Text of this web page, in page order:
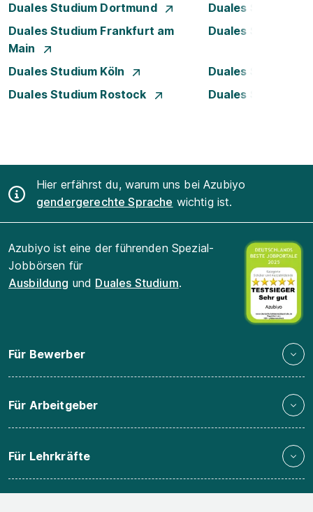
Duales Studium Dortmund
Duales Studium
Duales Studium Frankfurt am
Main
Duales Studium
Duales Studium Köln
Duales Studium
Duales Studium Rostock
Duales Studium
Hier erfährst du, warum uns bei Azubiyo
gendergerechte Sprache wichtig ist.
Azubiyo ist eine der führenden Spezial-
Jobbörsen für
Ausbildung und Duales Studium.
Für Bewerber
Für Arbeitgeber
Für Lehrkräfte